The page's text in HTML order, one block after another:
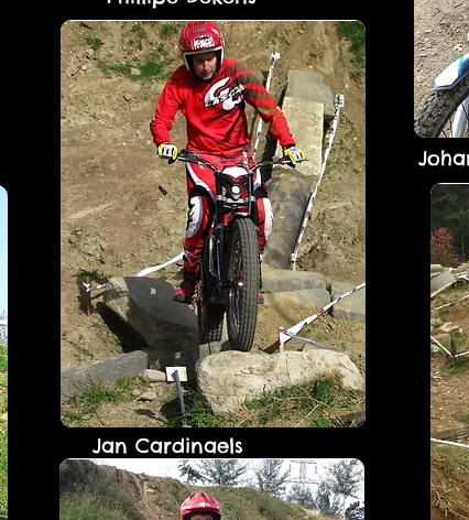
Jan Cardinaels